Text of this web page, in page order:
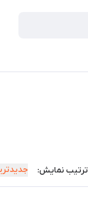
ترتیب نمایش: